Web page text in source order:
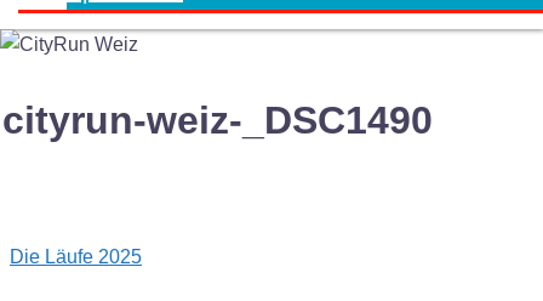
cityrun-weiz-_DSC1490
Post
Die Läufe 2025